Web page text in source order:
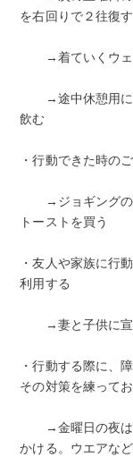
を右回りで２往復す
→着ていくウェア
→途中休憩用に
飲む
・行動できた時の
→ジョギングの
トーストを買う
・友人や家族に行
利用する
→妻と子供に宣
・行動する際に、
その対策を練ってお
→金曜日の夜は
かける。ウエアな